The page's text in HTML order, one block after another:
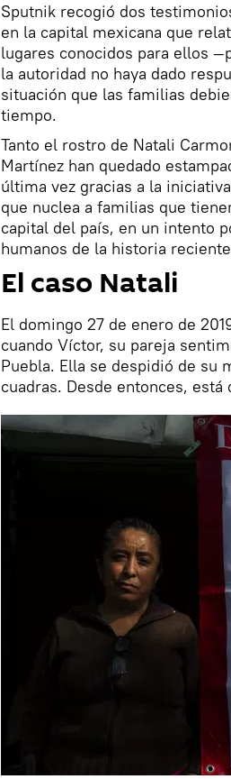
Sputnik recogió dos
en la capital mexicana que
lugares conocidos para ellos
la autoridad no haya dado
situación que las familias
tiempo.
Tanto el rostro de Natali
Martínez han quedado
última vez gracias a la
que nuclea a familias que
capital del país, en un intento
humanos de la historia
El caso Natali
El domingo 27 de enero de
cuando Víctor, su pareja
Puebla. Ella se despidió de su
cuadras. Desde entonces, está